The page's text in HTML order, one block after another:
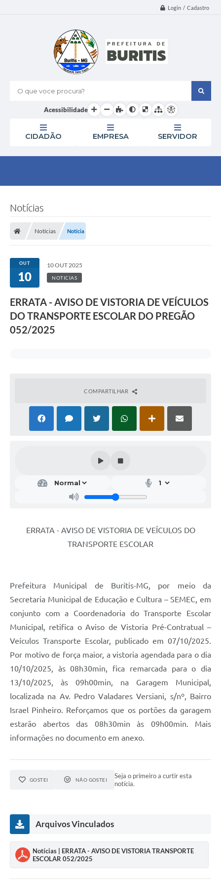
Login / Cadastro
O que voce procura?
Acessibilidade
CIDADÃO EMPRESA SERVIDOR
Notícias
Notícias Notícia
OUT
10
10 OUT 2025
NOTICIAS
ERRATA - AVISO DE VISTORIA DE VEÍCULOS
DO TRANSPORTE ESCOLAR DO PREGÃO
052/2025
COMPARTILHAR
ERRATA - AVISO DE VISTORIA DE VEÍCULOS DO
TRANSPORTE ESCOLAR
Prefeitura Municipal de Buritis-MG, por meio da
Secretaria Municipal de Educação e Cultura – SEMEC, em
conjunto com a Coordenadoria do Transporte Escolar
Municipal, retifica o Aviso de Vistoria Pré-Contratual –
Veículos Transporte Escolar, publicado em 07/10/2025.
Por motivo de força maior, a vistoria agendada para o dia
10/10/2025, às 08h30min, fica remarcada para o dia
13/10/2025, às 09h00min, na Garagem Municipal,
localizada na Av. Pedro Valadares Versiani, s/nº, Bairro
Israel Pinheiro. Reforçamos que os portões da garagem
estarão abertos das 08h30min às 09h00min. Mais
informações no documento em anexo.
GOSTEI NÃO GOSTEI
Seja o primeiro a curtir esta
notícia.
Arquivos Vinculados
Notícias | ERRATA - AVISO DE VISTORIA TRANSPORTE
ESCOLAR 052/2025